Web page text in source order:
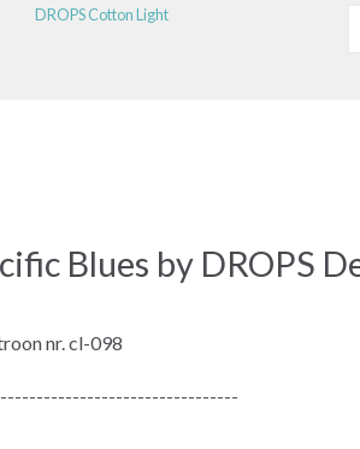
DROPS Cotton Light
Blues by DROPS
nr. cl-098